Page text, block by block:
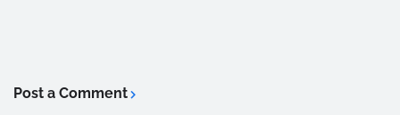
Post a Comment